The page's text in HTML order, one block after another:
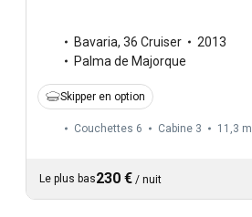
Bavaria, 36 Cruiser
2013
Palma de Majorque
Skipper en option
Couchettes 6 Cabine 3 11,3 m
Le plus bas230 € / nuit